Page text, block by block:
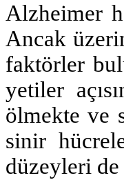
Alzheimer
Ancak
faktörler
yetiler
ölmekte ve
sinir
düzeyleri de